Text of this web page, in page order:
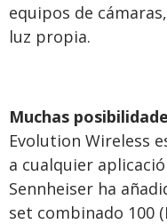
equipos de
luz propia.
Muchas
Evolution Wireless
a cualquier
Sennheiser ha
set combinado 100